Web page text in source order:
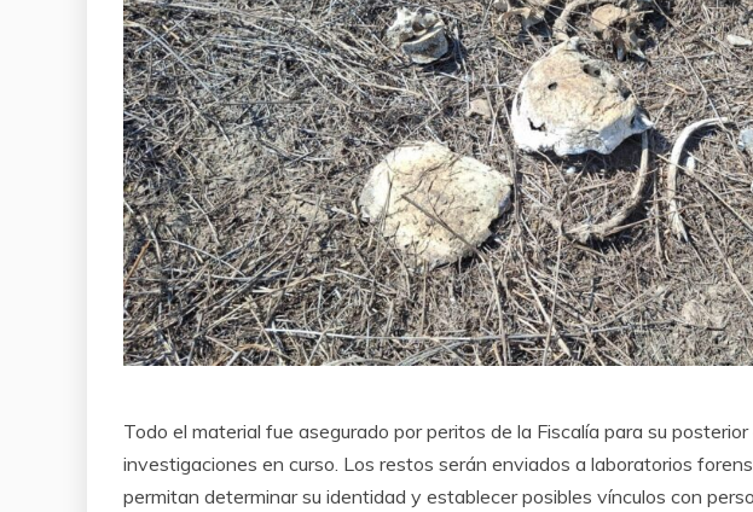
Todo el material fue asegurado por peritos de la Fiscalía para su
investigaciones en curso. Los restos serán enviados a laboratorios
permitan determinar su identidad y establecer posibles vínculos con